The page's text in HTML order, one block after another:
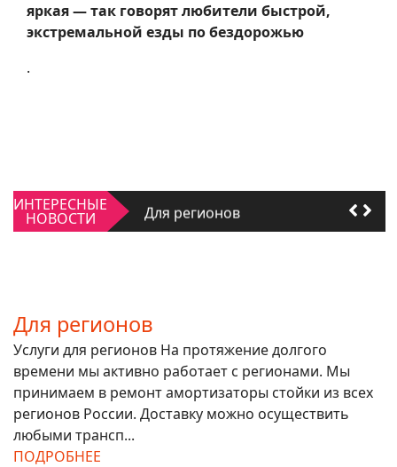
яркая — так говорят любители быстрой,
экстремальной езды по бездорожью
.
ИНТЕРЕСНЫЕ
НОВОСТИ Для регионов
Для регионов
Услуги для регионов На протяжение долгого
времени мы активно работает с регионами. Мы
принимаем в ремонт амортизаторы стойки из всех
регионов России. Доставку можно осуществить
любыми трансп...
ПОДРОБНЕЕ